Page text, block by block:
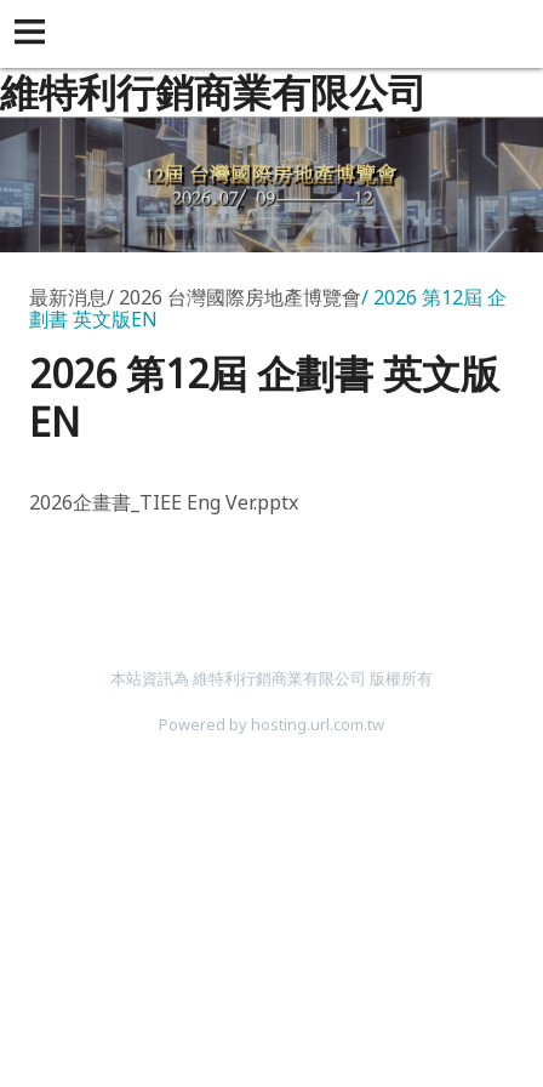
維特利行銷商業有限公司
最新消息 2026 台灣國際房地產博覽會 2026 第12屆 企
劃書 英文版EN
2026 第12屆 企劃書 英文版
EN
2026企畫書_TIEE Eng Ver.pptx
本站資訊為 維特利行銷商業有限公司 版權所有
Powered by hosting.url.com.tw